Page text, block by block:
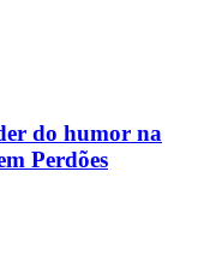
do humor na
Perdões